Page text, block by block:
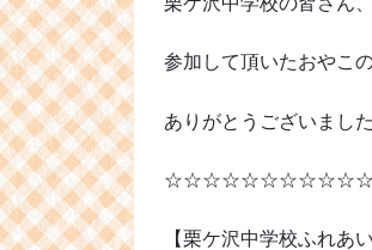
参加して頂いたおやこ
ありがとうございました
☆☆☆☆☆☆☆☆☆☆☆
【栗ケ沢中学校ふれあ